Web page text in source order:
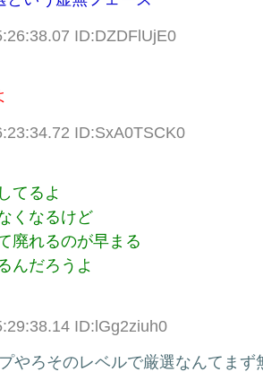
ID:DZDFlUjE0
ID:SxA0TSCK0
てるよ
くなるけど
廃れるのが早まる
んだろうよ
ID:lGg2ziuh0
やろそのレベルで厳選なんてまず